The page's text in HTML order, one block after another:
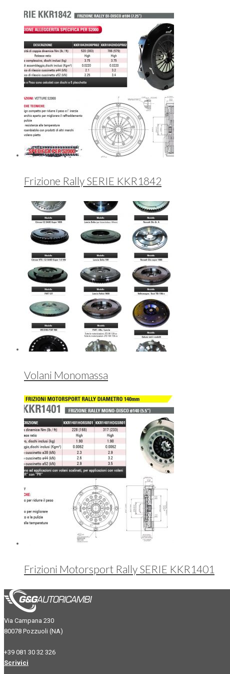
Frizione Rally SERIE KKR1842
Volani Monomassa
Frizioni Motorsport Rally SERIE KKR1401
Via Campana 230
80078 Pozzuoli (NA)
+39 081 30 32 326
Scrivici